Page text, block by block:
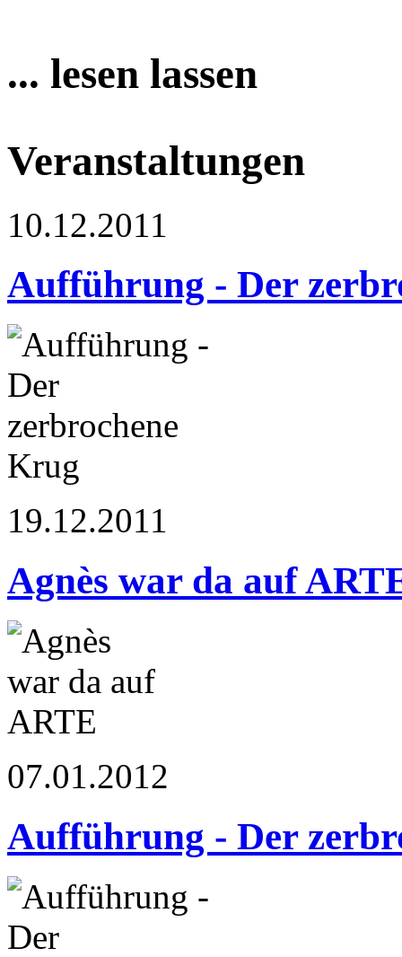
... lesen lassen
Veranstaltungen
10.12.2011
Aufführung - Der
19.12.2011
Agnès war da auf
07.01.2012
Aufführung - Der